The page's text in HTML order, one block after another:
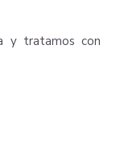
y tratamos con